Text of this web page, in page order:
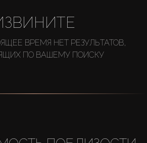
ВРЕМЯ НЕТ РЕЗУЛЬТАТОВ,
ПО ВАШЕМУ ПОИСКУ